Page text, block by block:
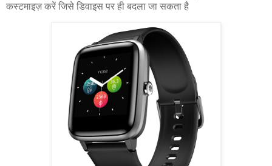
कस्टमाइज़ करें जिसे डिवाइस पर ही बदला जा सकता है